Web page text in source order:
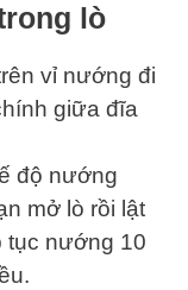
lò
vỉ nướng đi
giữa đĩa
độ nướng
mở lò rồi lật
tục nướng 10